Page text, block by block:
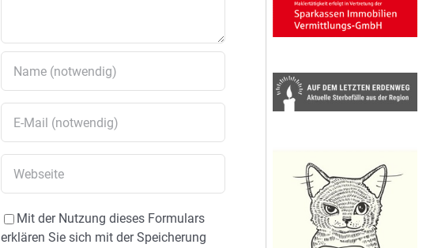
Mit der Nutzung dieses Formulars
erklären Sie sich mit der Speicherung